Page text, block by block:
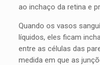
ao inchaço da retina e
Quando os vasos
líquidos, eles ficam
entre as células das
medida em que as